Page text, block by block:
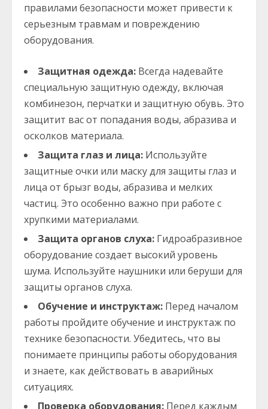
правилами безопасности может привести к
серьезным травмам и повреждению
оборудования.
Защитная одежда: Всегда надевайте
специальную защитную одежду, включая
комбинезон, перчатки и защитную обувь. Это
защитит вас от попадания воды, абразива и
осколков материала.
Защита глаз и лица: Используйте
защитные очки или маску для защиты глаз и
лица от брызг воды, абразива и мелких
частиц. Это особенно важно при работе с
хрупкими материалами.
Защита органов слуха: Гидроабразивное
оборудование создает высокий уровень
шума. Используйте наушники или беруши для
защиты органов слуха.
Обучение и инструктаж: Перед началом
работы пройдите обучение и инструктаж по
технике безопасности. Убедитесь, что вы
понимаете принципы работы оборудования
и знаете, как действовать в аварийных
ситуациях.
Проверка оборудования: Перед каждым